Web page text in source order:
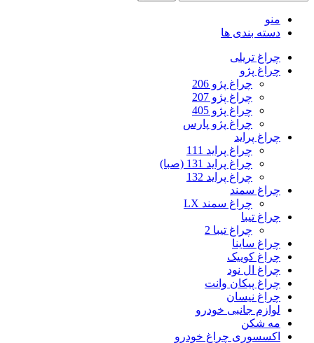
منو
دسته بندی ها
چراغ تریلی
چراغ پژو
چراغ پژو 206
چراغ پژو 207
چراغ پژو 405
چراغ پژو پارس
چراغ پراید
چراغ پراید 111
چراغ پراید 131 (صبا)
چراغ پراید 132
چراغ سمند
چراغ سمند LX
چراغ تیبا
چراغ تیبا 2
چراغ ساینا
چراغ کوییک
چراغ ال نود
چراغ پیکان وانت
چراغ نیسان
لوازم جانبی خودرو
مه شکن
اکسسوری چراغ خودرو